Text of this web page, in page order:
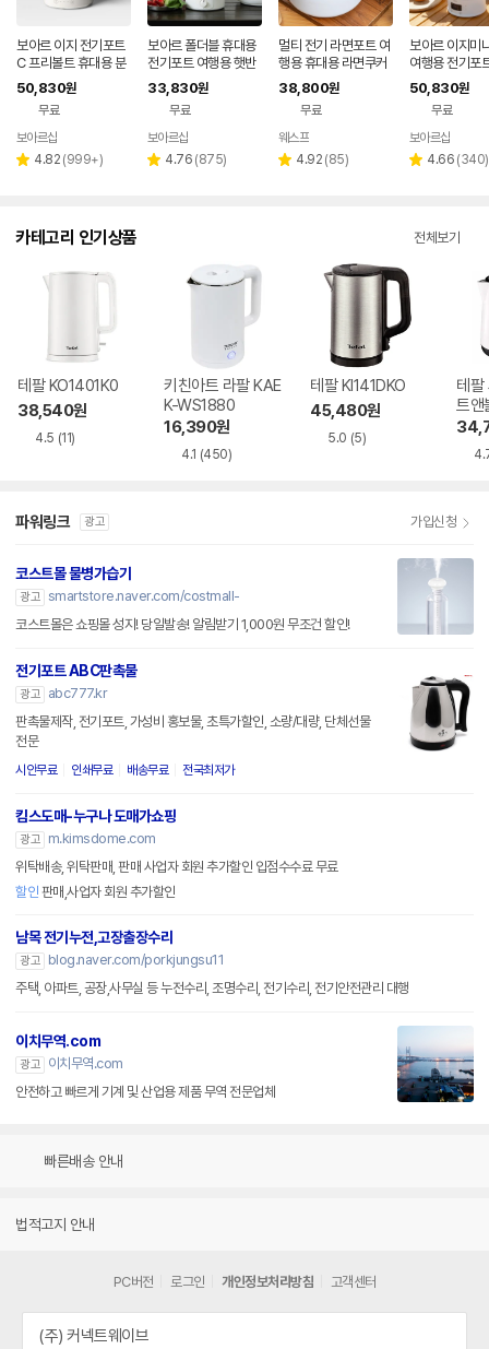
보아르 이지 전기포트
C 프리볼트 휴대용 분
유포트 접이식 여행용
커피 햇반 SUS316
50,830원
무료
페이
보아르샵
별 4.82 리
(999+)
보아르 폴더블 휴대용
전기포트 여행용 햇반
접이식 커피 프리볼트
캠핑
33,830원
무료
페이
보아르샵
별 4.76 리
(875)
멀티 전기 라면포트 여
행용 휴대용 라면쿠커
포트 대용량 냄비
38,800원
무료
웨스프
별 4.92 리
(85)
보아르 이지미
여행용 전기포
식 휴대용 분유
선 커피주전자
50,830원
무료
페이
보아르샵
별 4.66 리
(340)
카테고리 인기상품 전체보기
테팔 KO1401K0
38,540원
4.5 (11)
키친아트 라팔 KAE
K-WS1880
16,390원
4.1 (450)
테팔 KI141DKO
45,480원
5.0 (5)
테팔
트앤
파워링크 광고 가입신청
코스트몰 물병가습기
광고 smartstore.naver.com/costmall-
코스트몰은 쇼핑몰 성지! 당일발송! 알림받기 1,000원 무조건 할인!
전기포트 ABC판촉물
광고
abc777.kr
판촉물제작, 전기포트, 가성비 홍보물, 초특가할인, 소량/대량, 단체선물
전문
시안무료 인쇄무료 배송무료 전국최저가
킴스도매-누구나 도매가쇼핑
광고
m.kimsdome.com
위탁배송, 위탁판매, 판매 사업자 회원 추가할인 입점수수료 무료
할인 판매,사업자 회원 추가할인
남목 전기누전,고장출장수리
광고
blog.naver.com/porkjungsu11
주택, 아파트, 공장,사무실 등 누전수리, 조명수리, 전기수리, 전기안전관리 대행
이치무역.com
광고
이치무역.com
안전하고 빠르게 기계 및 산업용 제품 무역 전문업체
빠른배송 안내
법적고지 안내
PC버전 로그인 개인정보처리방침 고객센터
(주) 커넥트웨이브